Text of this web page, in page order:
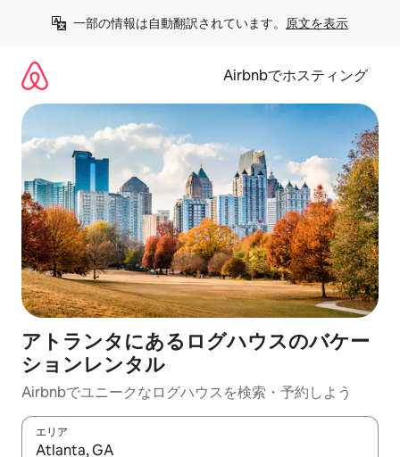
一部の情報は自動翻訳されています。 原文を表示
Airbnbでホスティング
アトランタにあるログハウスのバケー
ションレンタル
Airbnbでユニークなログハウスを検索・予約しよう
エリア
検索結果が表示されたら、上下の矢印キーを使って移動するか